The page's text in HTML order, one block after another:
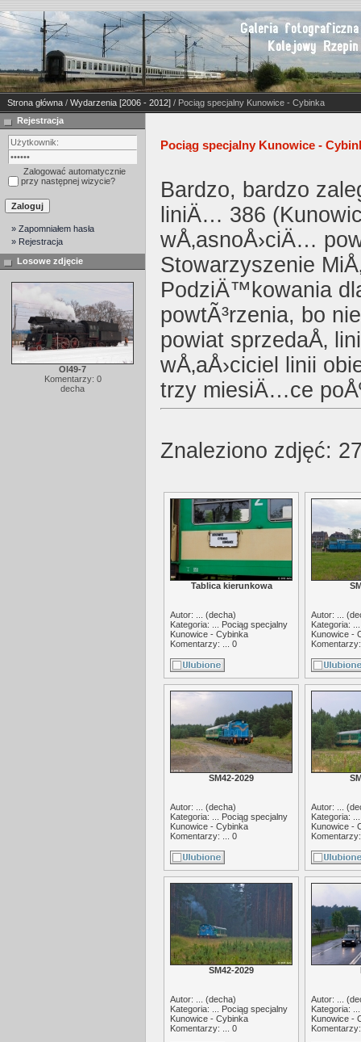
Strona główna / Wydarzenia [2006 - 2012] / Pociąg specjalny Kunowice - Cybinka
Rejestracja
Zalogować automatycznie
przy następnej wizycie?
» Zapomniałem hasła
» Rejestracja
Losowe zdjęcie
Ol49-7
Komentarzy: 0
decha
Pociąg specjalny Kunowice -
Bardzo, bardzo
liniÄ… 386
wÅ‚asnoÅ›ciÄ…
Stowarzyszenie
PodziÄ™kowania
powtÃ³rzenia, bo
powiat sprzedaÅ‚
wÅ‚aÅ›ciciel linii
trzy miesiÄ…ce
Znaleziono zdjęć:
Tablica kierunkowa
Autor: ... (decha)
Kategoria: ... Pociąg specjalny
Kunowice - Cybinka
Komentarzy: ... 0
Autor: ... (
Kategoria:
Kunowice -
SM42-2029
Autor: ... (decha)
Kategoria: ... Pociąg specjalny
Kunowice - Cybinka
Komentarzy: ... 0
Autor: ... (
Kategoria:
Kunowice -
SM42-2029
Autor: ... (decha)
Kategoria: ... Pociąg specjalny
Kunowice - Cybinka
Komentarzy: ... 0
Autor: ... (
Kategoria:
Kunowice -